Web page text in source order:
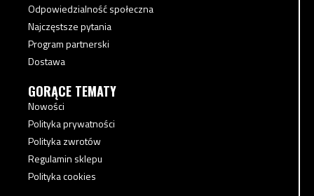
Odpowiedzialność społeczna
Najczęstsze pytania
Program partnerski
Dostawa
GORĄCE TEMATY
Nowości
Polityka prywatności
Polityka zwrotów
Regulamin sklepu
Polityka cookies